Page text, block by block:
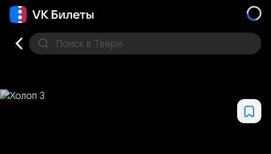
Поиск в Твери